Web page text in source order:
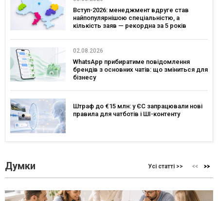
Вступ-2026: менеджмент вдруге став
найпопулярнішою спеціальністю, а
кількість заяв — рекордна за 5 років
02.08.2026
WhatsApp прибиратиме повідомлення
брендів з основних чатів: що зміниться для
бізнесу
Штраф до €15 млн: у ЄС запрацювали нові
правила для чатботів і ШІ-контенту
Думки Усі статті >>